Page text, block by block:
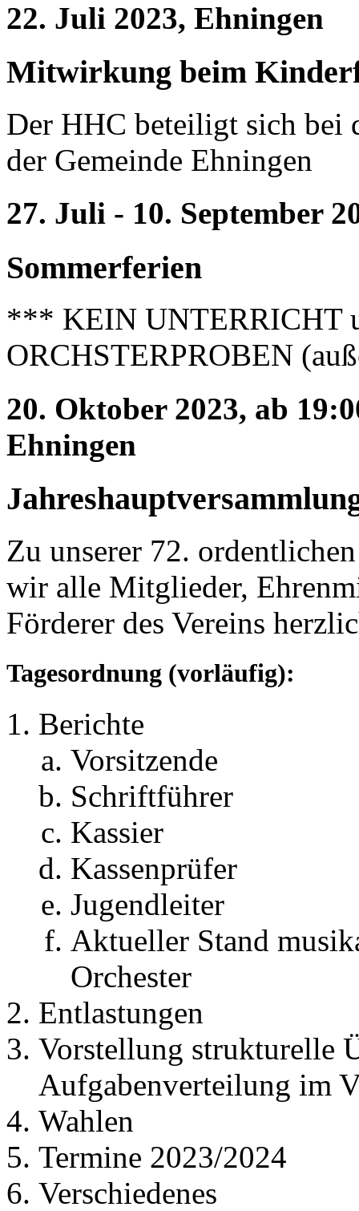
22. Juli 2023, Ehningen
Mitwirkung beim
Der HHC beteiligt sich bei
der Gemeinde Ehningen
27. Juli - 10. September
Sommerferien
*** KEIN UNTERRICHT
ORCHSTERPROBEN
20. Oktober 2023, ab
Ehningen
Zu unserer 72.
wir alle Mitglieder,
Förderer des Vereins
Tagesordnung (vorläufig):
Berichte
Vorsitzende
Schriftführer
Kassier
Kassenprüfer
Jugendleiter
Aktueller Stand
Orchester
Entlastungen
Vorstellung strukturelle
Aufgabenverteilung im
Wahlen
Termine 2023/2024
Verschiedenes